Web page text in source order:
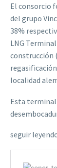
El consorcio
del grupo
38%
LNG
construcción
localidad
Esta terminal
seguir